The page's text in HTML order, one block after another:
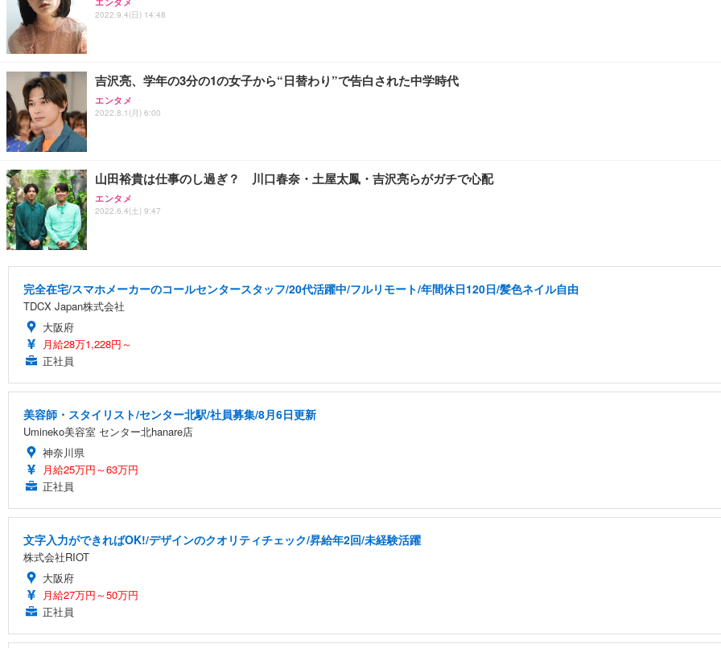
2022.9.4(日) 14:48
吉沢亮、学年の3分の1の女子から“日替わり”で告白された中学時代
エンタメ
2022.8.1(月) 6:00
山田裕貴は仕事のし過ぎ？ 川口春奈・土屋太鳳・吉沢亮らがガチで心配
エンタメ
2022.6.4(土) 9:47
完全在宅/スマホメーカーのコールセンタースタッフ/20代活躍中/フルリモート/年間休日120日/髪色ネイル自由
TDCX Japan株式会社
大阪府
月給28万1,228円～
正社員
美容師・スタイリスト/センター北駅/社員募集/8月6日更新
Umineko美容室 センター北hanare店
神奈川県
月給25万円～63万円
正社員
文字入力ができればOK!/デザインのクオリティチェック/昇給年2回/未経験活躍
株式会社RIOT
大阪府
月給27万円～50万円
正社員